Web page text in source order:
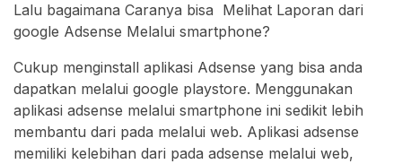
Lalu bagaimana Caranya bisa Melihat Laporan dari
google Adsense Melalui smartphone?
Cukup menginstall aplikasi Adsense yang bisa anda
dapatkan melalui google playstore. Menggunakan
aplikasi adsense melalui smartphone ini sedikit lebih
membantu dari pada melalui web. Aplikasi adsense
memiliki kelebihan dari pada adsense melalui web,